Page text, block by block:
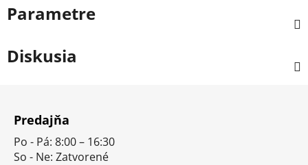
Parametre
Diskusia
Predajňa
Po - Pá: 8:00 – 16:30
So - Ne: Zatvorené